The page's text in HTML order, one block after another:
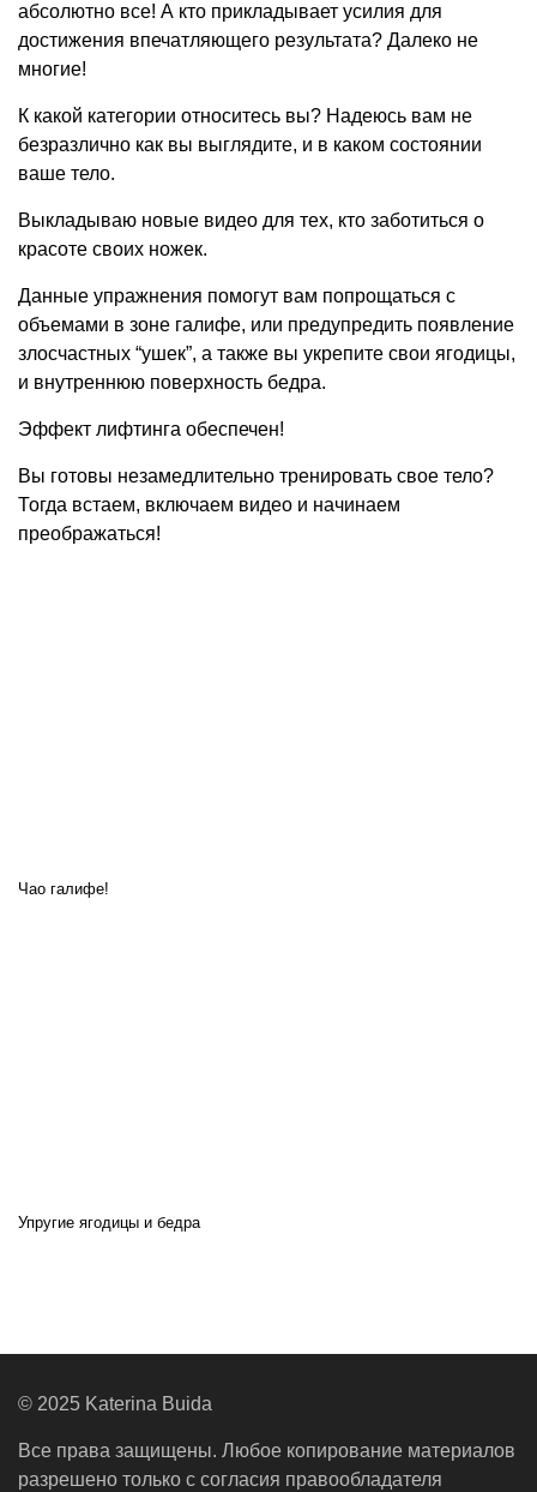
абсолютно все! А кто прикладывает усилия для
достижения впечатляющего результата? Далеко не
многие!
К какой категории относитесь вы? Надеюсь вам не
безразлично как вы выглядите, и в каком состоянии
ваше тело.
Выкладываю новые видео для тех, кто заботиться о
красоте своих ножек.
Данные упражнения помогут вам попрощаться с
объемами в зоне галифе, или предупредить появление
злосчастных “ушек”, а также вы укрепите свои ягодицы,
и внутреннюю поверхность бедра.
Эффект лифтинга обеспечен!
Вы готовы незамедлительно тренировать свое тело?
Тогда встаем, включаем видео и начинаем
преображаться!
Чао галифе!
Упругие ягодицы и бедра
© 2025 Katerina Buida
Все права защищены. Любое копирование материалов
разрешено только с согласия правообладателя